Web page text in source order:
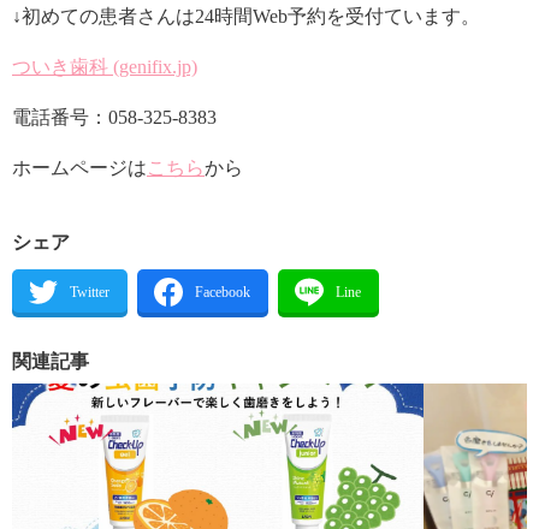
↓初めての患者さんは24時間Web予約を受付ています。
ついき歯科 (genifix.jp)
電話番号：058-325-8383
ホームページはこちらから
シェア
関連記事